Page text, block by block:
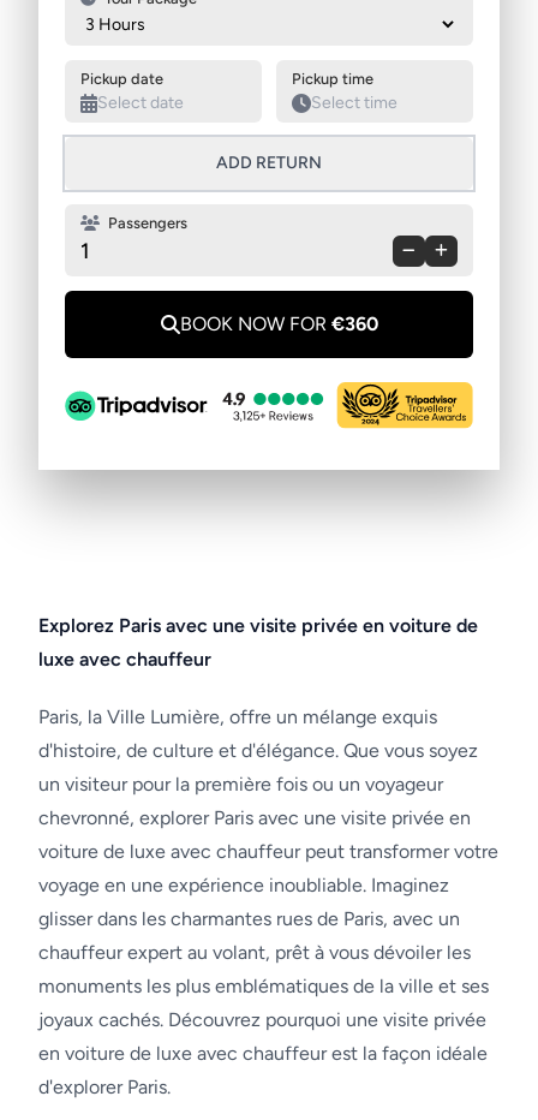
Pickup date Pickup time
ADD RETURN
Passengers
1
BOOK NOW FOR €360
Explorez Paris avec une visite privée en voiture de
luxe avec chauffeur
Paris, la Ville Lumière, offre un mélange exquis
d'histoire, de culture et d'élégance. Que vous soyez
un visiteur pour la première fois ou un voyageur
chevronné, explorer Paris avec une visite privée en
voiture de luxe avec chauffeur peut transformer votre
voyage en une expérience inoubliable. Imaginez
glisser dans les charmantes rues de Paris, avec un
chauffeur expert au volant, prêt à vous dévoiler les
monuments les plus emblématiques de la ville et ses
joyaux cachés. Découvrez pourquoi une visite privée
en voiture de luxe avec chauffeur est la façon idéale
d'explorer Paris.